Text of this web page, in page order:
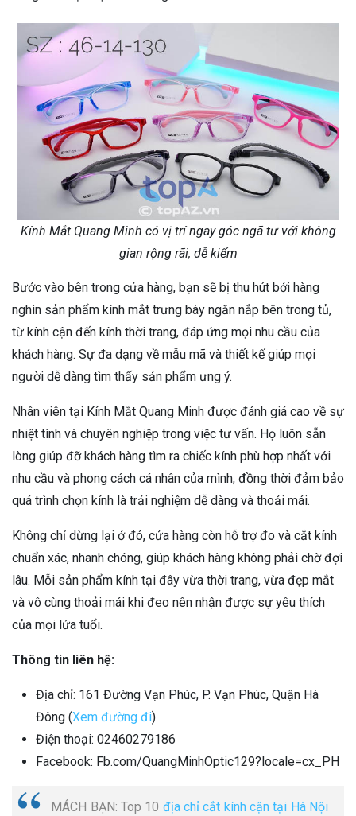
Kính Mắt Quang Minh có vị trí ngay góc ngã tư với không
gian rộng rãi, dễ kiếm
Bước vào bên trong cửa hàng, bạn sẽ bị thu hút bởi hàng
nghìn sản phẩm kính mắt trưng bày ngăn nắp bên trong tủ,
từ kính cận đến kính thời trang, đáp ứng mọi nhu cầu của
khách hàng. Sự đa dạng về mẫu mã và thiết kế giúp mọi
người dễ dàng tìm thấy sản phẩm ưng ý.
Nhân viên tại Kính Mắt Quang Minh được đánh giá cao về sự
nhiệt tình và chuyên nghiệp trong việc tư vấn. Họ luôn sẵn
lòng giúp đỡ khách hàng tìm ra chiếc kính phù hợp nhất với
nhu cầu và phong cách cá nhân của mình, đồng thời đảm bảo
quá trình chọn kính là trải nghiệm dễ dàng và thoải mái.
Không chỉ dừng lại ở đó, cửa hàng còn hỗ trợ đo và cắt kính
chuẩn xác, nhanh chóng, giúp khách hàng không phải chờ đợi
lâu. Mỗi sản phẩm kính tại đây vừa thời trang, vừa đẹp mắt
và vô cùng thoải mái khi đeo nên nhận được sự yêu thích
của mọi lứa tuổi.
Thông tin liên hệ:
Địa chỉ: 161 Đường Vạn Phúc, P. Vạn Phúc, Quận Hà
Đông (Xem đường đi)
Điện thoại: 02460279186
Facebook: Fb.com/QuangMinhOptic129?locale=cx_PH
MÁCH BẠN: Top 10 địa chỉ cắt kính cận tại Hà Nội